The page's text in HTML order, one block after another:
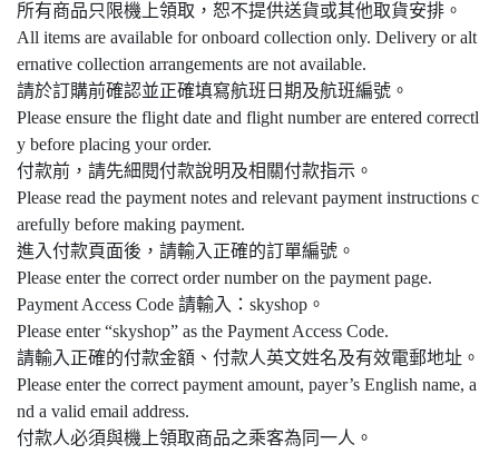
所有商品只限機上領取，恕不提供送貨或其他取貨安排。
All items are available for onboard collection only. Delivery or alt
ernative collection arrangements are not available.
請於訂購前確認並正確填寫航班日期及航班編號。
Please ensure the flight date and flight number are entered correctl
y before placing your order.
付款前，請先細閱付款說明及相關付款指示。
Please read the payment notes and relevant payment instructions c
arefully before making payment.
進入付款頁面後，請輸入正確的訂單編號。
Please enter the correct order number on the payment page.
Payment Access Code 請輸入：skyshop。
Please enter “skyshop” as the Payment Access Code.
請輸入正確的付款金額、付款人英文姓名及有效電郵地址。
Please enter the correct payment amount, payer’s English name, a
nd a valid email address.
付款人必須與機上領取商品之乘客為同一人。